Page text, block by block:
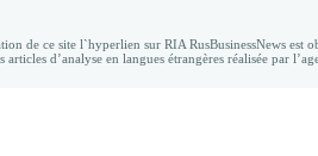
de ce site l`hyperlien sur RIA RusBusinessNews est
d’analyse en langues étrangères réalisée par